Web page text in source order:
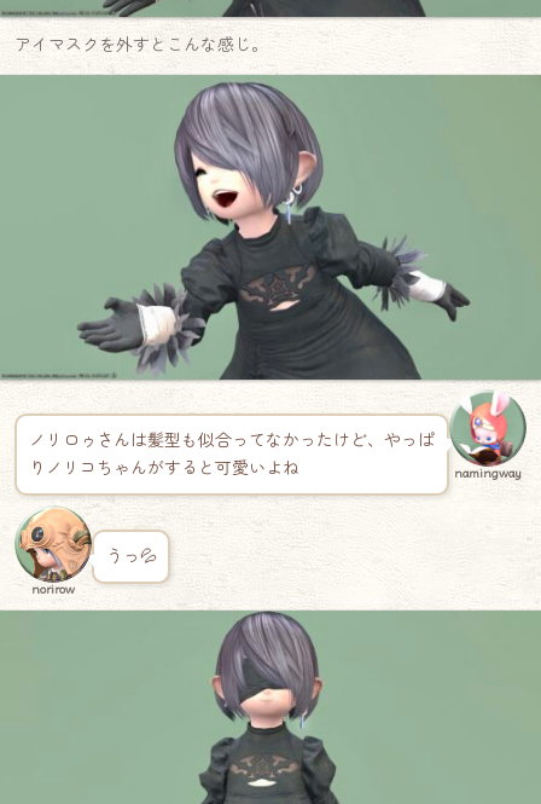
アイマスクを外すとこんな感じ。
ノリロゥさんは髪型も似合ってなかったけど、やっぱ
りノリコちゃんがすると可愛いよね
namingway
norirow
うっ💦